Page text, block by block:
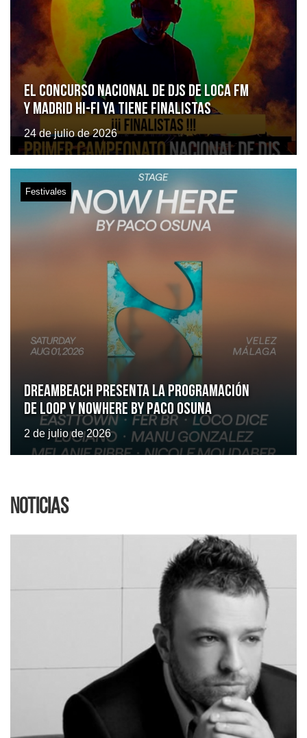
El Concurso Nacional de DJs de Loca FM
y Madrid Hi-Fi ya tiene finalistas
24 de julio de 2026
Dreambeach presenta la programación
de LOOP y Nowhere by Paco Osuna
2 de julio de 2026
Festivales
Noticias